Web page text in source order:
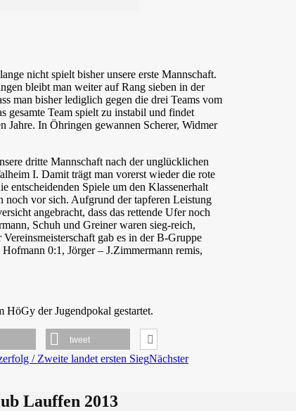
nicht spielt bisher unsere erste Mannschaft.
bleibt man weiter auf Rang sieben in der
man bisher lediglich gegen die drei Teams vom
gesamte Team spielt zu instabil und findet
Jahre. In Öhringen gewannen Scherer, Widmer
dritte Mannschaft nach der unglücklichen
I. Damit trägt man vorerst wieder die rote
entscheidenden Spiele um den Klassenerhalt
noch vor sich. Aufgrund der tapferen Leistung
angebracht, dass das rettende Ufer noch
Schuh und Greiner waren sieg-reich,
gab es in der B-Gruppe
0:1, Jörger – J.Zimmermann remis,
HöGy der Jugendpokal gestartet.
tweet
/ Zweite landet ersten SiegNächster
Lauffen 2013